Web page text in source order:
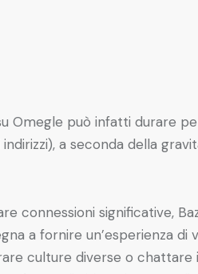
Omegle può infatti durare
a seconda della
connessioni significative,
a fornire un’esperienza di
culture diverse o